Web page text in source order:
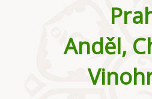
Anděl,